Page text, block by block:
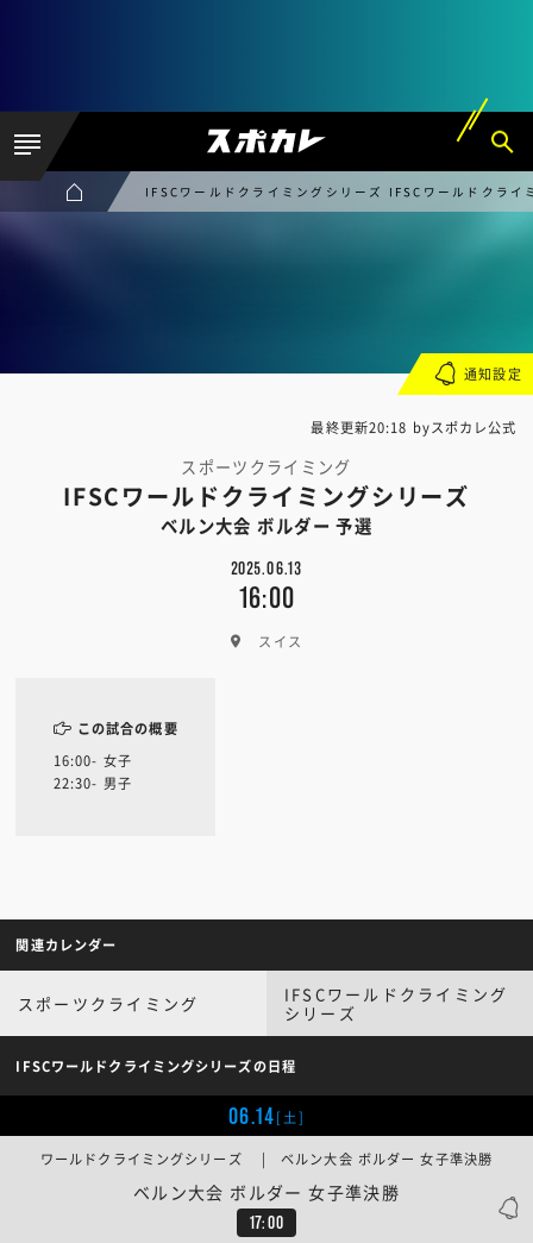
IFSCワールドクライミングシリーズ IFSCワールドクラ
最終更新20:18 byスポカレ公式
スポーツクライミング
IFSCワールドクライミングシリーズ
ベルン大会 ボルダー 予選
2025.06.13
16:00
スイス
通知設定
この試合の概要
16:00- 女子
22:30- 男子
関連カレンダー
スポーツクライミング
IFSCワールドクライミング
シリーズ
IFSCワールドクライミングシリーズの日程
06.14[土]
17:00
ベルン大会 ボルダー 女子準決勝
ワールドクライミングシリーズ | ベルン大会 ボルダー 女子準決勝